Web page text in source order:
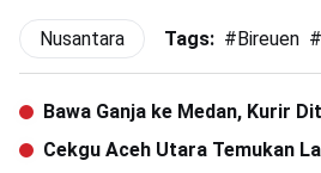
Nusantara Tags: # Bireuen #
Bawa Ganja ke Medan, Kurir
Cekgu Aceh Utara Temukan